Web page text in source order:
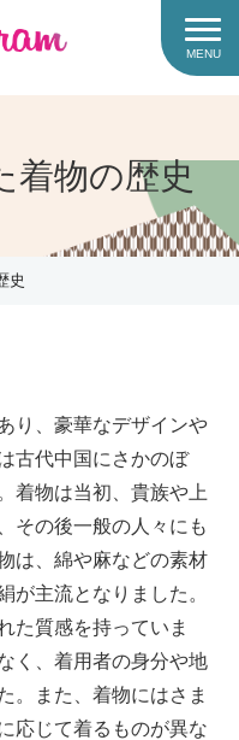
MENU
着物の歴史
史
り、豪華なデザインや
古代中国にさかのぼ
着物は当初、貴族や上
その後一般の人々にも
は、綿や麻などの素材
が主流となりました。
た質感を持っていま
く、着用者の身分や地
。また、着物にはさま
応じて着るものが異な